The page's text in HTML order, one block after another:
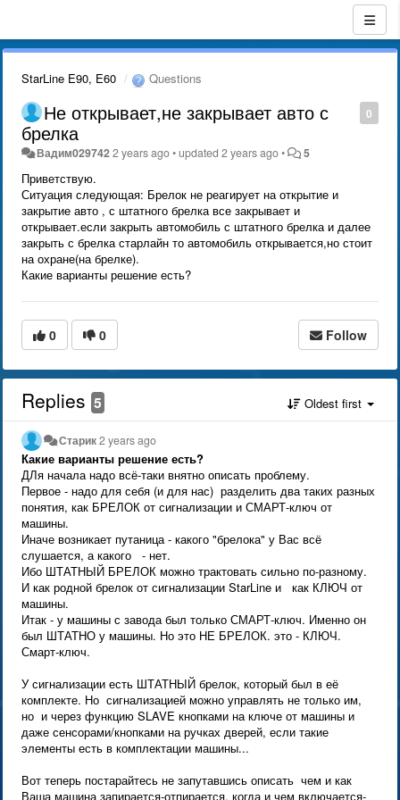
StarLine E90, E60 Questions
0
Не открывает,не закрывает авто с
брелка
Вадим0297422 years ago•updated2 years ago• 5
Приветствую.
Ситуация следующая: Брелок не реагирует на открытие и
закрытие авто , с штатного брелка все закрывает и
открывает.если закрыть автомобиль с штатного брелка и далее
закрыть с брелка старлайн то автомобиль открывается,но стоит
на охране(на брелке).
Какие варианты решение есть?
0 0 Follow
Replies 5 Oldest first
Старик2 years ago
Какие варианты решение есть?
ДЛя начала надо всё-таки внятно описать проблему.
Первое - надо для себя (и для нас) разделить два таких разных
понятия, как БРЕЛОК от сигнализации и СМАРТ-ключ от
машины.
Иначе возникает путаница - какого "брелока" у Вас всё
слушается, а какого - нет.
Ибо ШТАТНЫЙ БРЕЛОК можно трактовать сильно по-разному.
И как родной брелок от сигнализации StarLine и как КЛЮЧ от
машины.
Итак - у машины с завода был только СМАРТ-ключ. Именно он
был ШТАТНО у машины. Но это НЕ БРЕЛОК. это - КЛЮЧ.
Смарт-ключ.
У сигнализации есть ШТАТНЫЙ брелок, который был в её
комплекте. Но сигнализацией можно управлять не только им,
но и через функцию SLAVE кнопками на ключе от машины и
даже сенсорами/кнопками на ручках дверей, если такие
элементы есть в комплектации машины...
Вот теперь постарайтесь не запутавшись описать чем и как
Ваша машина запирается-отпирается, когда и чем включается-